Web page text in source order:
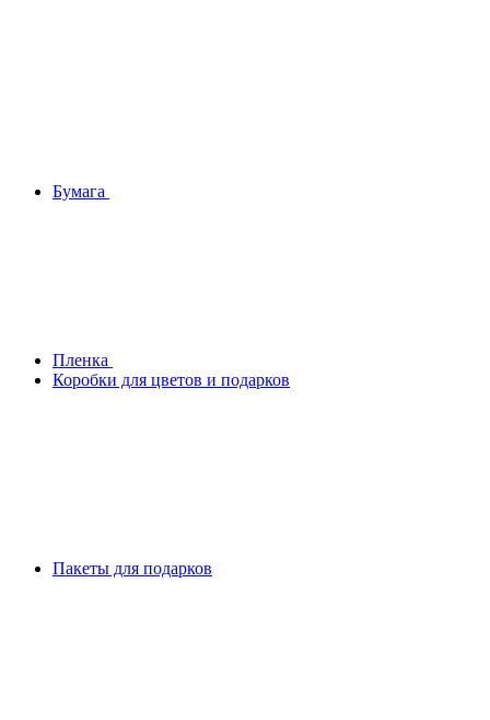
Бумага
Плeнка
Коробки для цветов и подарков
Пакеты для подарков